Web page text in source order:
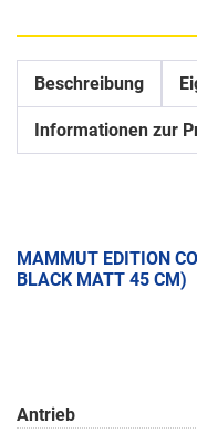
Beschreibung
Informationen zur
MAMMUT EDITION
BLACK MATT 45 CM)
Antrieb